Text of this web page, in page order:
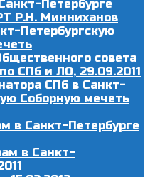
Петербурге
Р.Н. Минниханов
Петербургскую
совета
СПб и ЛО, 29.09.2011
СПб в Санкт-
Соборную мечеть
в Санкт-Петербурге
в Санкт-